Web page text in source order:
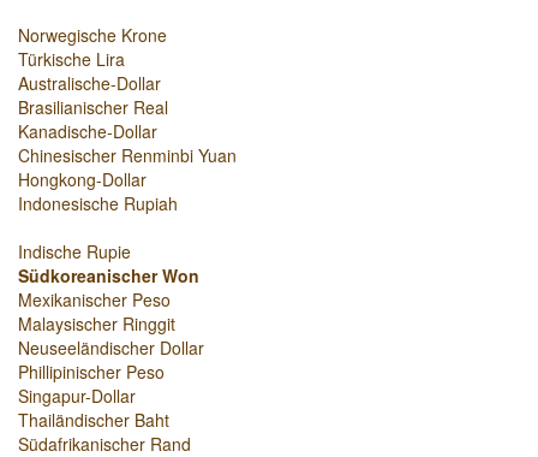
Norwegische Krone
Türkische Lira
Australische-Dollar
Brasilianischer Real
Kanadische-Dollar
Chinesischer Renminbi Yuan
Hongkong-Dollar
Indonesische Rupiah
Indische Rupie
Südkoreanischer Won
Mexikanischer Peso
Malaysischer Ringgit
Neuseeländischer Dollar
Phillipinischer Peso
Singapur-Dollar
Thailändischer Baht
Südafrikanischer Rand